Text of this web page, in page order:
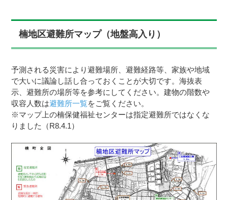
楠地区避難所マップ（地盤高入り）
予測される災害により避難場所、避難経路等、家族や地域
で大いに議論し話し合っておくことが大切です。海抜表
示、避難所の場所等を参考にしてください。建物の階数や
収容人数は避難所一覧をご覧ください。
※マップ上の楠保健福祉センターは指定避難所ではなくな
りました（R8.4.1）